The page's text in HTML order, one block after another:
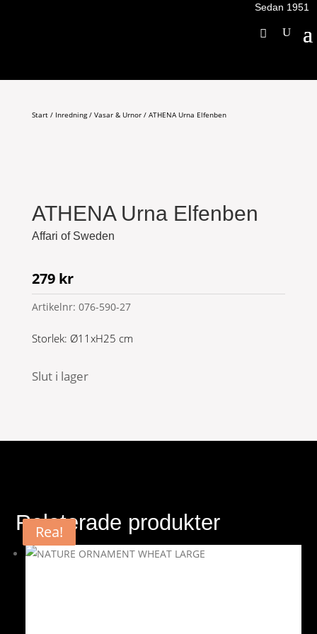
Sedan 1951
Start/ Inredning/ Vasar & Urnor/ ATHENA Urna Elfenben
ATHENA Urna Elfenben
Affari of Sweden
279 kr
Artikelnr: 076-590-27
Storlek: Ø11xH25 cm
Slut i lager
Relaterade produkter
Rea!
Rea!